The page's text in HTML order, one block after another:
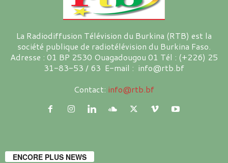
La Radiodiffusion Télévision du Burkina (RTB) est la
société publique de radiotélévision du Burkina Faso.
Adresse : 01 BP 2530 Ouagadougou 01 Tél : (+226) 25
31-83-53 / 63 E-mail : info@rtb.bf
Contact: info@rtb.bf
ENCORE PLUS NEWS